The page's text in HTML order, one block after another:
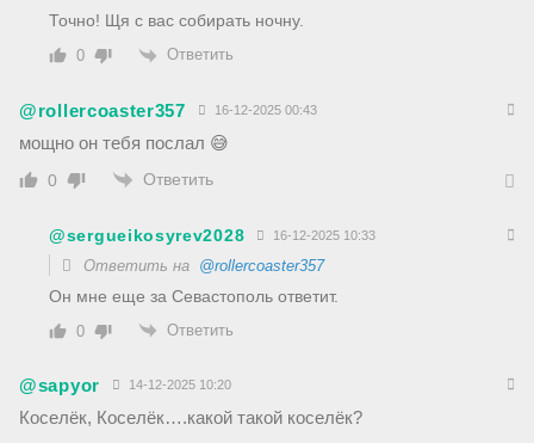
Точно! Щя с вас собирать ночну.
0 Ответить
@rollercoaster357 16-12-2025 00:43
мощно он тебя послал 😅
0 Ответить
@sergueikosyrev2028 16-12-2025 10:33
Ответить на @rollercoaster357
Он мне еще за Севастополь ответит.
0 Ответить
@sapyor 14-12-2025 10:20
Коселёк, Коселёк….какой такой коселёк?